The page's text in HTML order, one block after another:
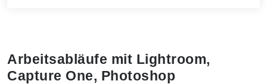
Arbeitsabläufe mit Lightroom,
Capture One, Photoshop